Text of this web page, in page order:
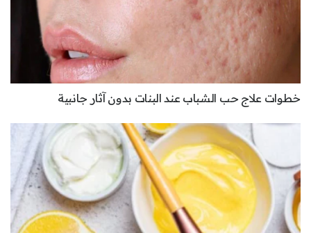
خطوات علاج حب الشباب عند البنات بدون آثار جانبية